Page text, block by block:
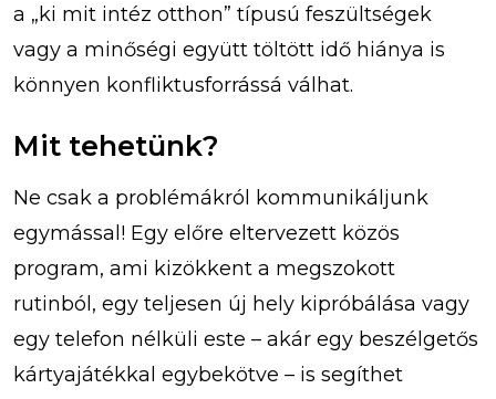
a „ki mit intéz otthon” típusú feszültségek
vagy a minőségi együtt töltött idő hiánya is
könnyen konfliktusforrássá válhat.
Mit tehetünk?
Ne csak a problémákról kommunikáljunk
egymással! Egy előre eltervezett közös
program, ami kizökkent a megszokott
rutinból, egy teljesen új hely kipróbálása vagy
egy telefon nélküli este – akár egy beszélgetős
kártyajátékkal egybekötve – is segíthet